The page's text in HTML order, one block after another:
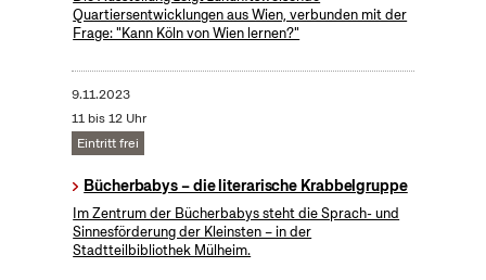
Quartiersentwicklungen aus Wien, verbunden mit der
Frage: "Kann Köln von Wien lernen?"
9.11.2023
11 bis 12 Uhr
Eintritt frei
Bücherbabys – die literarische Krabbelgruppe
Im Zentrum der Bücherbabys steht die Sprach- und
Sinnesförderung der Kleinsten – in der
Stadtteilbibliothek Mülheim.